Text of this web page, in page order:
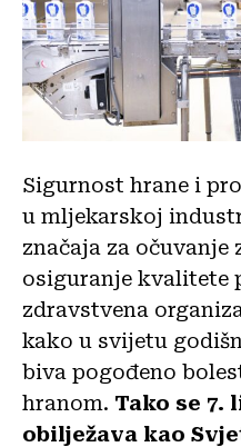
Sigurnost hrane i
u mljekarskoj
značaja za
osiguranje kvalitete
zdravstvena
kako u svijetu
biva pogođeno
hranom. Tako se 7.
obilježava kao